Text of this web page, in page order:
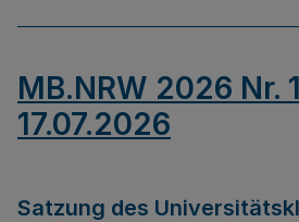
MB.NRW 2026 Nr.
17.07.2026
Satzung des